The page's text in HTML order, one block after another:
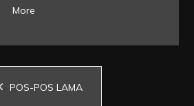
More
POS-POS LAMA